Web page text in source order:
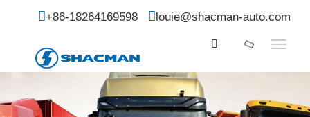
+86-18264169598 louie@shacman-auto.com